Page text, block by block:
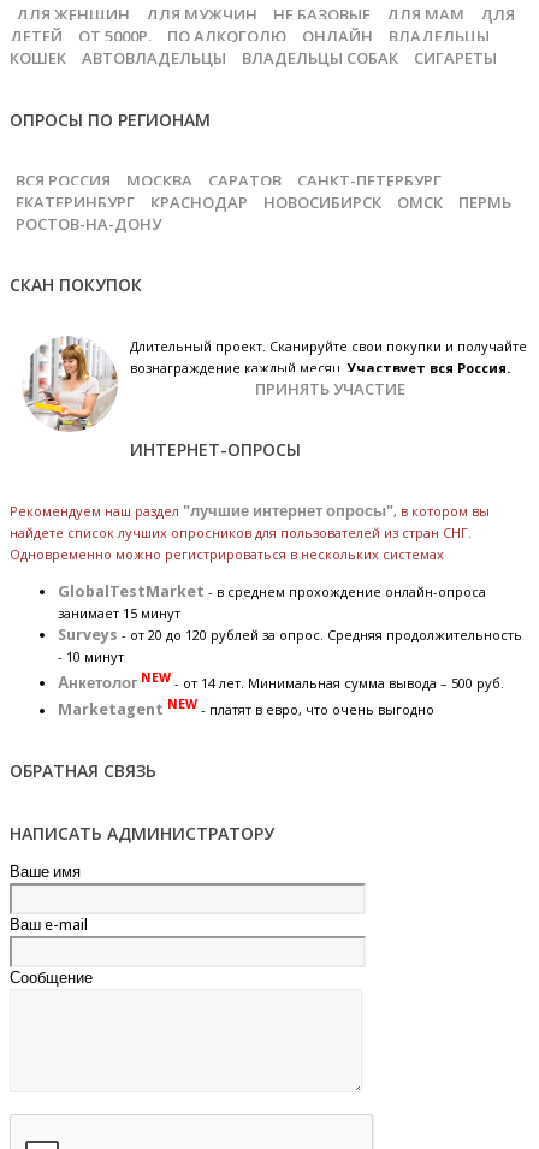
ДЛЯ ЖЕНЩИН ДЛЯ МУЖЧИН НЕ БАЗОВЫЕ ДЛЯ МАМ
ДЛЯ
ДЕТЕЙ
ОТ 5000Р. ПО АЛКОГОЛЮ ОНЛАЙН
ВЛАДЕЛЬЦЫ
КОШЕК
АВТОВЛАДЕЛЬЦЫ ВЛАДЕЛЬЦЫ СОБАК СИГАРЕТЫ
ОПРОСЫ ПО РЕГИОНАМ
ВСЯ РОССИЯ МОСКВА САРАТОВ
САНКТ-ПЕТЕРБУРГ
ЕКАТЕРИНБУРГ
КРАСНОДАР НОВОСИБИРСК ОМСК
ПЕРМЬ
РОСТОВ-НА-ДОНУ
СКАН ПОКУПОК
Длительный проект. Сканируйте свои покупки и получайте
вознаграждение каждый месяц.Участвует вся Россия.
ПРИНЯТЬ УЧАСТИЕ
ИНТЕРНЕТ-ОПРОСЫ
Рекомендуем наш раздел "лучшие интернет опросы", в котором вы
найдете список лучших опросников для пользователей из стран СНГ.
Одновременно можно регистрироваться в нескольких системах
GlobalTestMarket - в среднем прохождение онлайн-опроса
занимает 15 минут
Surveys - от 20 до 120 рублей за опрос. Средняя продолжительность
- 10 минут
Анкетолог NEW - от 14 лет. Минимальная сумма вывода – 500 руб.
Marketagent NEW - платят в евро, что очень выгодно
ОБРАТНАЯ СВЯЗЬ
НАПИСАТЬ АДМИНИСТРАТОРУ
Ваше имя
Ваш e-mail
Сообщение